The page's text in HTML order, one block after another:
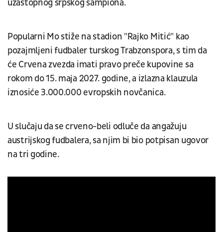
uzastopnog srpskog šampiona.
Popularni Mo stiže na stadion "Rajko Mitić" kao
pozajmljeni fudbaler turskog Trabzonspora, s tim da
će Crvena zvezda imati pravo preče kupovine sa
rokom do 15. maja 2027. godine, a izlazna klauzula
iznosiće 3.000.000 evropskih novčanica.
U slučaju da se crveno-beli odluče da angažuju
austrijskog fudbalera, sa njim bi bio potpisan ugovor
na tri godine.